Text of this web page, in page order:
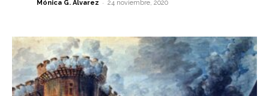
Mónica G. Álvarez - 24 noviembre, 2020